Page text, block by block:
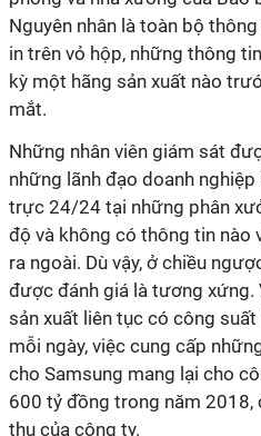
Nguyên nhân là toàn bộ
in trên vỏ hộp, những thông
kỳ một hãng sản xuất nào
mắt.
Những nhân viên giám sát
những lãnh đạo doanh
trực 24/24 tại những phân
độ và không có thông tin nào
ra ngoài. Dù vậy, ở chiều
được đánh giá là tương xứng.
sản xuất liên tục có công
mỗi ngày, việc cung cấp
cho Samsung mang lại cho
600 tỷ đồng trong năm
thu của công ty.